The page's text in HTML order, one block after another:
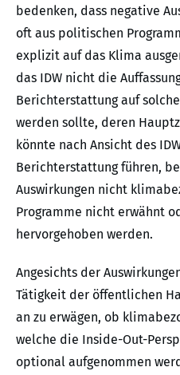
bedenken, dass negative
oft aus politischen
explizit auf das Klima
das IDW nicht die
Berichterstattung auf
werden sollte, deren
könnte nach Ansicht des
Berichterstattung führen,
Auswirkungen nicht
Programme nicht erwähnt
hervorgehoben werden.
Angesichts der
Tätigkeit der öffentlichen
an zu erwägen, ob
welche die Inside-Out-
optional aufgenommen